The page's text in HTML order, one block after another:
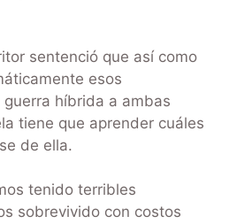
sentenció que así como
esos
híbrida a ambas
tiene que aprender cuáles
de ella.
tenido terribles
sobrevivido con costos